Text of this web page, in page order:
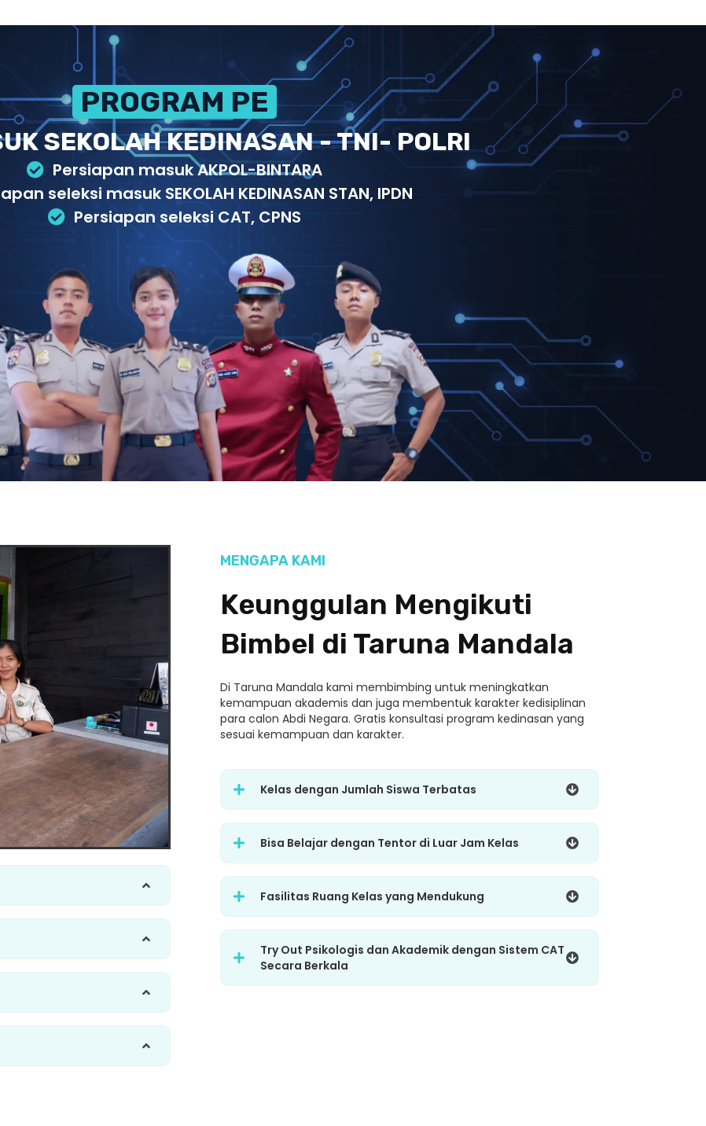
PROGRAM PERSIAPAN
SEKOLAH KEDINASAN - TNI- POLRI
Persiapan masuk AKPOL-BINTARA
seleksi masuk SEKOLAH KEDINASAN STAN, IPDN
Persiapan seleksi CAT, CPNS
MENGAPA KAMI
Keunggulan Mengikuti
Bimbel di Taruna Mandala
Di Taruna Mandala kami membimbing untuk meningkatkan
kemampuan akademis dan juga membentuk karakter kedisiplinan
para calon Abdi Negara. Gratis konsultasi program kedinasan yang
sesuai kemampuan dan karakter.
Kelas dengan Jumlah Siswa Terbatas
Bisa Belajar dengan Tentor di Luar Jam Kelas
Fasilitas Ruang Kelas yang Mendukung
Try Out Psikologis dan Akademik dengan Sistem CAT
Secara Berkala